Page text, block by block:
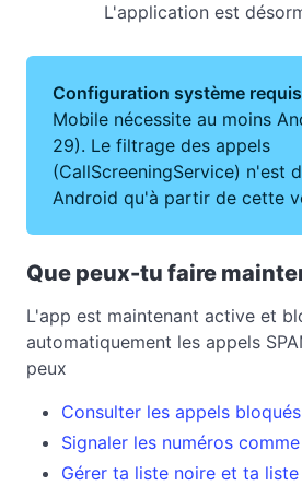
L'application est
Configuration système
Mobile nécessite au moins
29). Le filtrage des appels
(CallScreeningService) n'est
Android qu'à partir de cette
Que peux-tu faire
L'app est maintenant active et
automatiquement les appels
peux
Consulter les appels
Signaler les numéros
Gérer ta liste noire et ta